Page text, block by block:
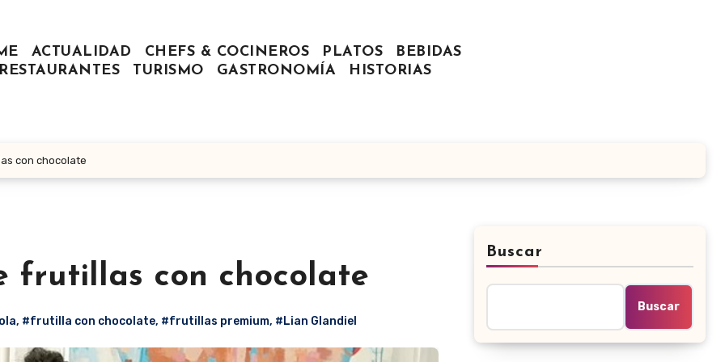
ACTUALIDAD CHEFS & COCINEROS PLATOS
BEBIDAS
RESTAURANTES
TURISMO GASTRONOMÍA HISTORIAS
con chocolate
frutillas con chocolate
, #frutilla con chocolate, #frutillas premium, #Lian Glandiel
Buscar
Buscar